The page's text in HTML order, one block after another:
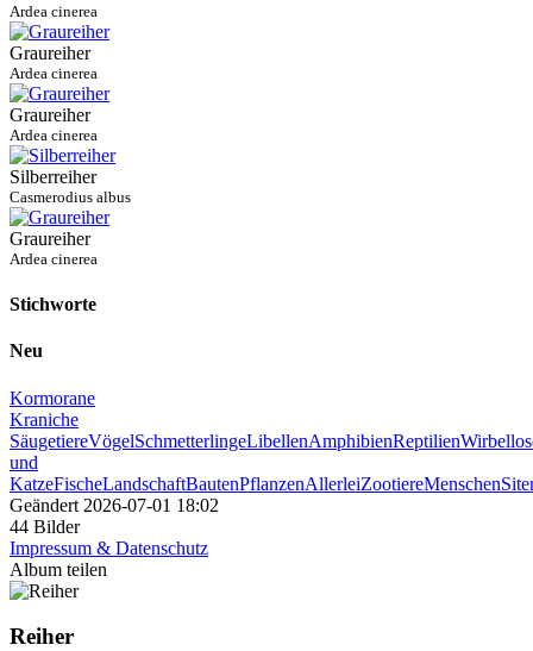
Ardea cinerea
Graureiher
Ardea cinerea
Graureiher
Ardea cinerea
Silberreiher
Casmerodius albus
Graureiher
Ardea cinerea
Stichworte
Neu
Kormorane
Kraniche
SäugetiereVögelSchmetterlingeLibellenAmphibienReptilien
und
KatzeFischeLandschaftBautenPflanzenAllerleiZootiereMenschen
Geändert 2026-07-01 18:02
44 Bilder
Impressum & Datenschutz
Album teilen
Reiher